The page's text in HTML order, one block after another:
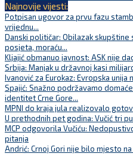
Najnovije vijesti:
Potpisan ugovor za prvu fazu
vrijednu...
Danski političar: Obilazak
posjeta, moraću...
Kljajić obmanuo javnost: ASK nije
Srbija: Manjak u državnoj kasi
Ivanović za Eurokaz: Evropska
Spajić: Snažno podržavamo
identitet Crne Gore...
MPNI do kraja jula realizovalo
U prethodnih pet godina: Vučić tri
MCP odgovorila Vučiću:
pitanja
Andrić: Crnoj Gori nije bilo mjesto